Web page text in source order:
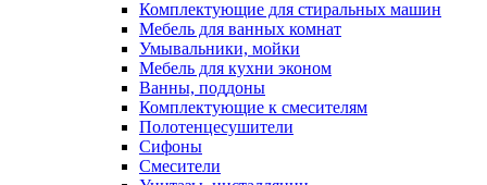
Комплектующие для стиральных машин
Мебель для ванных комнат
Умывальники, мойки
Мебель для кухни эконом
Ванны, поддоны
Комплектующие к смесителям
Полотенцесушители
Сифоны
Смесители